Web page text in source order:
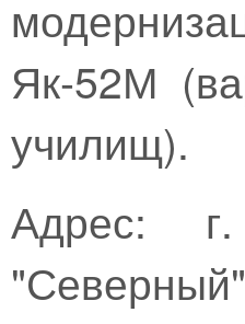
Як-52М
училищ).
Адрес:
"Северный"